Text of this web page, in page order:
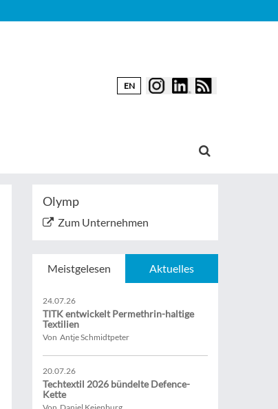
EN
Olymp
Zum Unternehmen
Meistgelesen Aktuelles
24.07.26
TITK entwickelt Permethrin-haltige
Textilien
Von Antje Schmidtpeter
20.07.26
Techtextil 2026 bündelte Defence-
Kette